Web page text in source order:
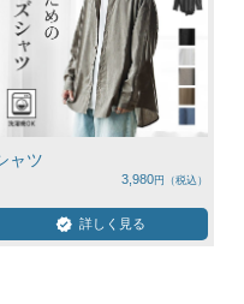
ャツ
3,980
詳しく見る